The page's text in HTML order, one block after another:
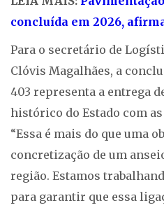
concluída em 2026,
Para o secretário de
Clóvis Magalhães, a
403 representa a entrega
histórico do Estado com
“Essa é mais do que uma
concretização de um
região. Estamos
para garantir que essa